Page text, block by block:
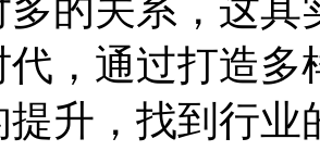
多的关系，这
代，通过打造
提升，找到行业